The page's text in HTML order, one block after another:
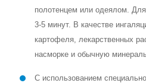
полотенцем или одеялом.
3-5 минут. В качестве
картофеля, лекарственных
насморке и обычную
С использованием